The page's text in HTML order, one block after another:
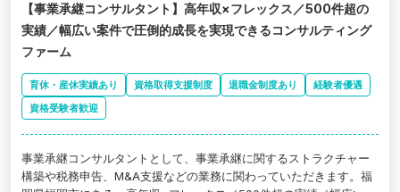
【事業承継コンサルタント】高年収×フレックス／500件超の
実績／幅広い案件で圧倒的成長を実現できるコンサルティング
ファーム
育休・産休実績あり 資格取得支援制度 退職金制度あり
経験者優遇
資格受験者歓迎
事業承継コンサルタントとして、事業承継に関するストラクチャー
構築や税務申告、M&A支援などの業務に関わっていただきます。福